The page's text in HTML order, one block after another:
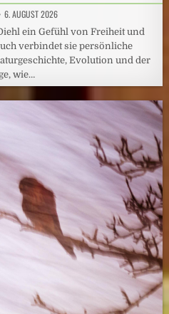
6. AUGUST 2026
ein Gefühl von Freiheit und
verbindet sie persönliche
Evolution und der
wie…